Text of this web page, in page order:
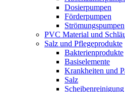
Dosierpumpen
Förderpumpen
Strömungspumpen
PVC Material und
Salz und Pflegeprodukte
Bakterienprodukte
Basiselemente
Krankheiten und
Salz
Scheibenreinigung